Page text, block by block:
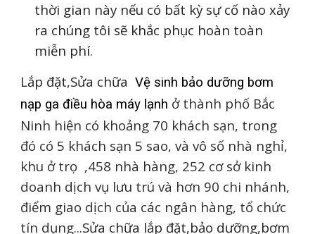
thời gian này nếu có bất kỳ sự cố nào xảy
ra chúng tôi sẽ khắc phục hoàn toàn
miễn phí.
Lắp đặt,Sửa chữa Vệ sinh bảo dưỡng bơm
nạp ga điều hòa máy lạnh ở thành phố Bắc
Ninh hiện có khoảng 70 khách sạn, trong
đó có 5 khách sạn 5 sao, và vô số nhà nghỉ,
khu ở trọ ,458 nhà hàng, 252 cơ sở kinh
doanh dịch vụ lưu trú và hơn 90 chi nhánh,
điểm giao dịch của các ngân hàng, tổ chức
tín dụng...Sửa chữa lắp đặt,bảo dưỡng,bơm